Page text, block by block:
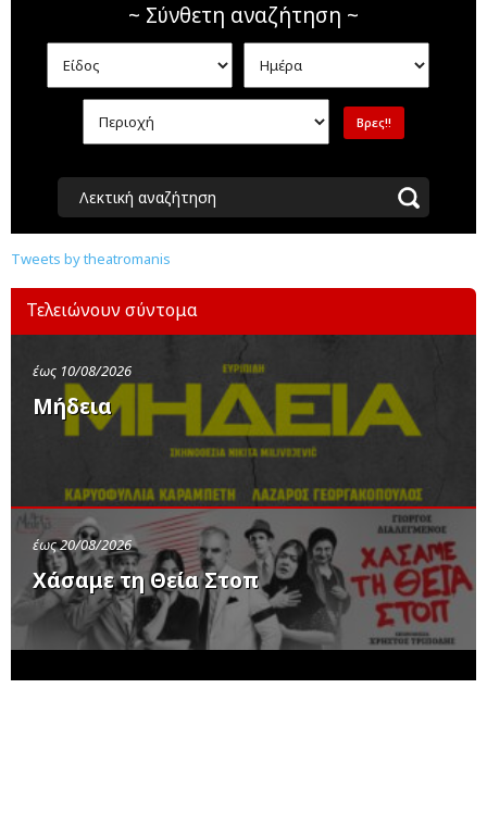
~ Σύνθετη αναζήτηση ~
Λεκτική αναζήτηση
Tweets by theatromanis
Τελειώνουν σύντομα
έως 10/08/2026
Μήδεια
έως 20/08/2026
Χάσαμε τη Θεία Στοπ